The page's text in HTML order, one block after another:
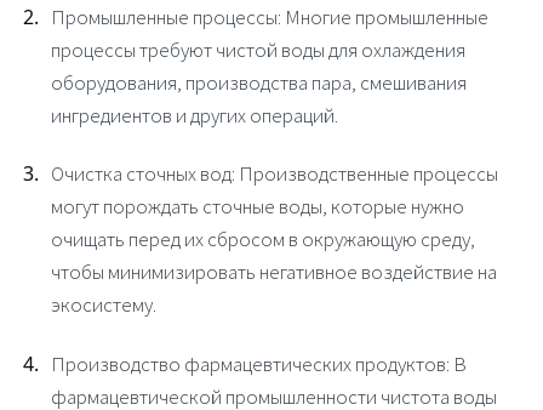
Промышленные процессы: Многие промышленные
процессы требуют чистой воды для охлаждения
оборудования, производства пара, смешивания
ингредиентов и других операций.
Очистка сточных вод: Производственные процессы
могут порождать сточные воды, которые нужно
очищать перед их сбросом в окружающую среду,
чтобы минимизировать негативное воздействие на
экосистему.
Производство фармацевтических продуктов: В
фармацевтической промышленности чистота воды